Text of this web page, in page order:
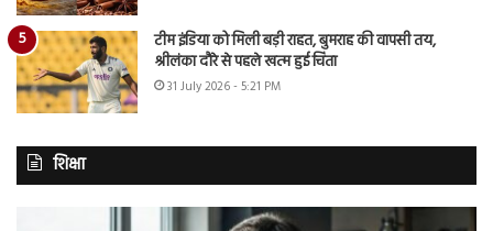
टीम इंडिया को मिली बड़ी राहत, बुमराह की वापसी तय,
श्रीलंका दौरे से पहले खत्म हुई चिंता
31 July 2026 - 5:21 PM
शिक्षा